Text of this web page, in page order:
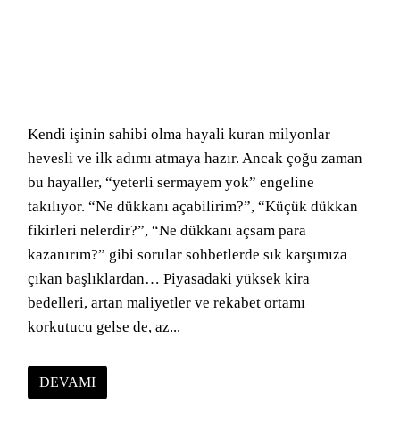
Kendi işinin sahibi olma hayali kuran milyonlar
hevesli ve ilk adımı atmaya hazır. Ancak çoğu zaman
bu hayaller, “yeterli sermayem yok” engeline
takılıyor. “Ne dükkanı açabilirim?”, “Küçük dükkan
fikirleri nelerdir?”, “Ne dükkanı açsam para
kazanırım?” gibi sorular sohbetlerde sık karşımıza
çıkan başlıklardan… Piyasadaki yüksek kira
bedelleri, artan maliyetler ve rekabet ortamı
korkutucu gelse de, az...
DEVAMI